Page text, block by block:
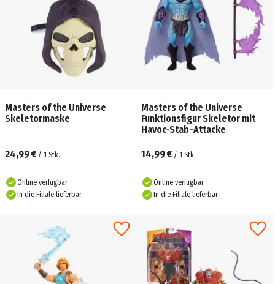
Masters of the Universe
Skeletormaske
24,99 € / 1 Stk.
Online verfügbar
In die Filiale lieferbar
Masters of the Universe
Funktionsfigur Skeletor mit
Havoc-Stab-Attacke
14,99 € / 1 Stk.
Online verfügbar
In die Filiale lieferbar